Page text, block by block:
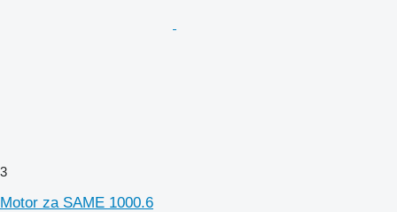
3
Motor za SAME 1000.6